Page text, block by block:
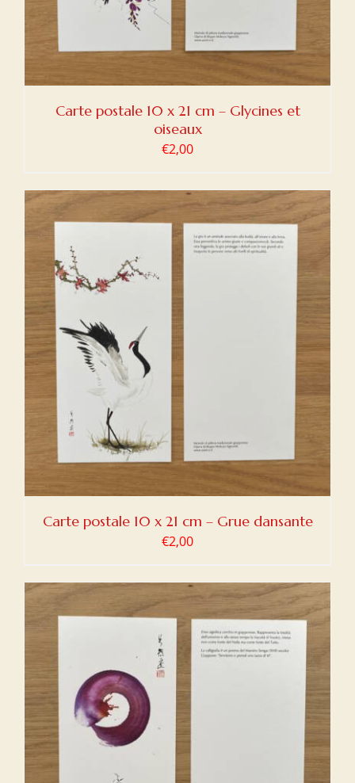
Carte postale 10 x 21 cm – Glycines et
oiseaux
€2,00
Carte postale 10 x 21 cm – Grue dansante
€2,00